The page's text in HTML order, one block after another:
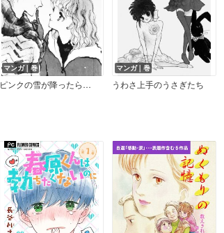
マンガ｜巻
ピンクの雪が降ったら…
マンガ｜巻
うわさ上手のうさぎたち